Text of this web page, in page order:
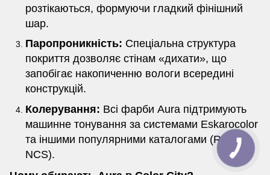
розтікаються, формуючи гладкий фінішний
шар.
Паропроникність: Спеціальна структура
покриття дозволяє стінам «дихати», що
запобігає накопиченню вологи всередині
конструкцій.
Колерування: Всі фарби Aura підтримують
машинне тонування за системами Eskarocolor
та іншими популярними каталогами (RAL,
NCS).